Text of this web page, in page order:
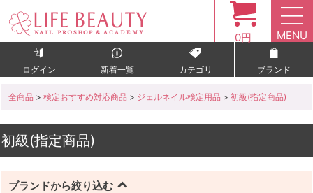
0円 MENU
ログイン 新着一覧 カテゴリ ブランド
全商品 > 検定おすすめ対応商品 > ジェルネイル検定用品 > 初級(指定商品)
初級(指定商品)
ブランドから絞り込む